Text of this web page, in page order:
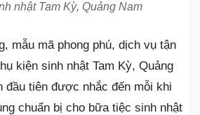
nhật Tam Kỳ, Quảng Nam
mẫu mã phong phú, dịch vụ tận
kiện sinh nhật Tam Kỳ, Quảng
đầu tiên được nhắc đến mỗi khi
chuẩn bị cho bữa tiệc sinh nhật